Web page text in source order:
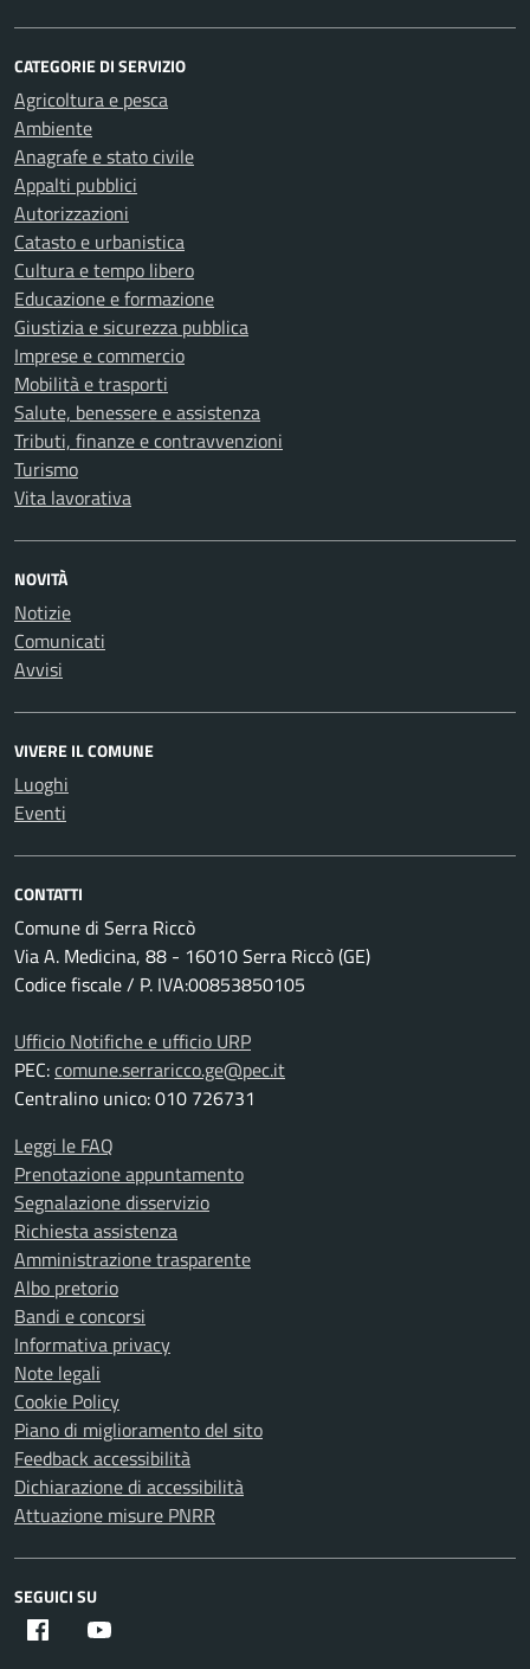
CATEGORIE DI SERVIZIO
Agricoltura e pesca
Ambiente
Anagrafe e stato civile
Appalti pubblici
Autorizzazioni
Catasto e urbanistica
Cultura e tempo libero
Educazione e formazione
Giustizia e sicurezza pubblica
Imprese e commercio
Mobilità e trasporti
Salute, benessere e assistenza
Tributi, finanze e contravvenzioni
Turismo
Vita lavorativa
NOVITÀ
Notizie
Comunicati
Avvisi
VIVERE IL COMUNE
Luoghi
Eventi
CONTATTI
Comune di Serra Riccò
Via A. Medicina, 88 - 16010 Serra Riccò (GE)
Codice fiscale / P. IVA:00853850105
Ufficio Notifiche e ufficio URP
PEC:comune.serraricco.ge@pec.it
Centralino unico: 010 726731
Leggi le FAQ
Prenotazione appuntamento
Segnalazione disservizio
Richiesta assistenza
Amministrazione trasparente
Albo pretorio
Bandi e concorsi
Informativa privacy
Note legali
Cookie Policy
Piano di miglioramento del sito
Feedback accessibilità
Dichiarazione di accessibilità
Attuazione misure PNRR
SEGUICI SU
Facebook